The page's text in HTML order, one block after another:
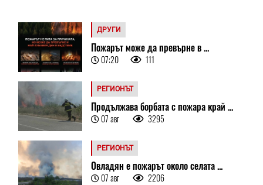
ДРУГИ
Пожарът може да превърне в ...
07:20 111
РЕГИОНЪТ
Продължава борбата с пожара край ...
07 авг 3295
РЕГИОНЪТ
Овладян е пожарът около селата ...
07 авг 2206